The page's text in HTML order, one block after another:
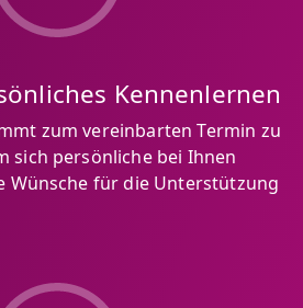
Kennenlernen
zum vereinbarten Termin zu
sich persönliche bei Ihnen
Wünsche für die Unterstützung